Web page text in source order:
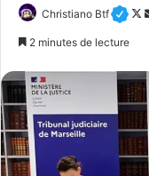
Christiano Btf
l
o
w
o
n
2 minutes de lecture